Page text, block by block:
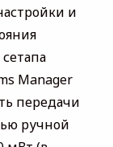
и
Manager
передачи
ручной